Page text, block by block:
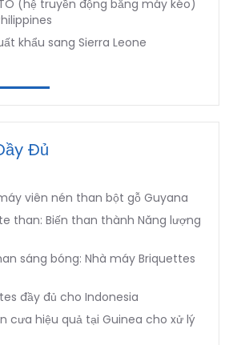
(hệ truyền động bằng máy kéo)
khẩu sang Sierra Leone
Đủ
viên nén than bột gỗ Guyana
than: Biến than thành Năng lượng
sáng bóng: Nhà máy Briquettes
đầy đủ cho Indonesia
cưa hiệu quả tại Guinea cho xử lý